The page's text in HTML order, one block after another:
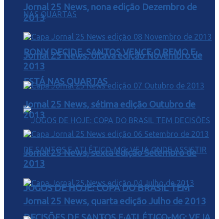
RONY DECIDE, SANTOS VENCE O REMO E
ESTÁ NAS QUARTAS
JOGOS DE HOJE: COPA DO BRASIL TEM
Jornal 25 News, nona edição Dezembro de
2013
Jornal 25 News, oitava edição Novembro de
2013
Jornal 25 News, sétima edição Outubro de
2013
Jornal 25 News, sexta edição Setembro de
2013
Jornal 25 News, quarta edição Julho de 2013